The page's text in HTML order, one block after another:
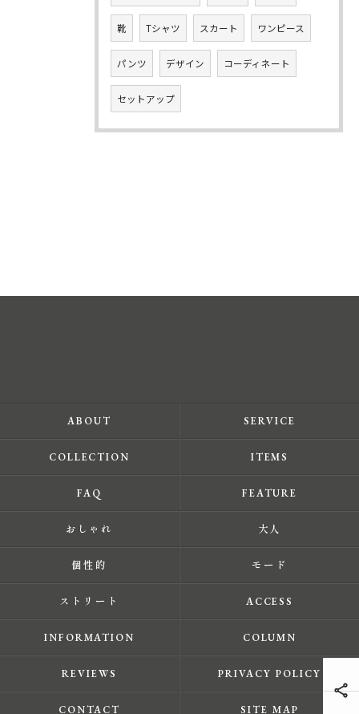
靴 Tシャツ スカート ワンピース
パンツ デザイン コーディネート
セットアップ
ABOUT SERVICE
COLLECTION ITEMS
FAQ FEATURE
おしゃれ 大人
個性的 モード
ストリート ACCESS
INFORMATION COLUMN
REVIEWS PRIVACY POLICY
CONTACT SITE MAP